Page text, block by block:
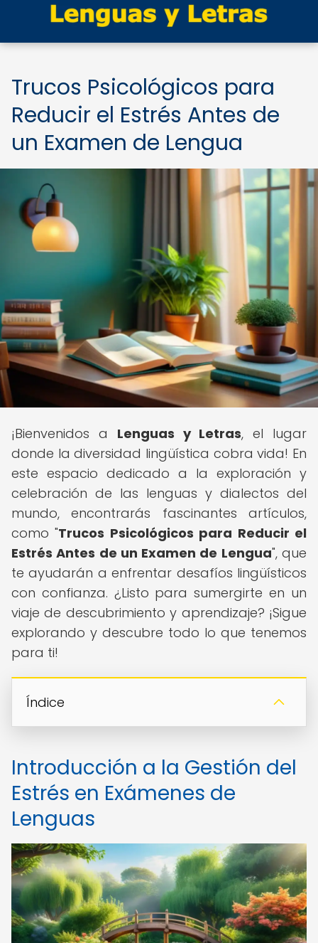
Trucos Psicológicos para
Reducir el Estrés Antes de
un Examen de Lengua
¡Bienvenidos a Lenguas y Letras, el lugar
donde la diversidad lingüística cobra vida! En
este espacio dedicado a la exploración y
celebración de las lenguas y dialectos del
mundo, encontrarás fascinantes artículos,
como "Trucos Psicológicos para Reducir el
Estrés Antes de un Examen de Lengua", que
te ayudarán a enfrentar desafíos lingüísticos
con confianza. ¿Listo para sumergirte en un
viaje de descubrimiento y aprendizaje? ¡Sigue
explorando y descubre todo lo que tenemos
para ti!
Índice
Introducción a la Gestión del
Estrés en Exámenes de
Lenguas